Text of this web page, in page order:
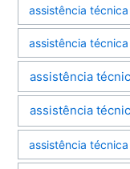
assistência
assistência
assistência
assistência
assistência